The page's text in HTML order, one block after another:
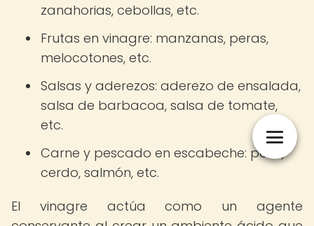
zanahorias, cebollas, etc.
Frutas en vinagre: manzanas, peras,
melocotones, etc.
Salsas y aderezos: aderezo de ensalada,
salsa de barbacoa, salsa de tomate,
etc.
Carne y pescado en escabeche: pollo,
cerdo, salmón, etc.
El vinagre actúa como un agente